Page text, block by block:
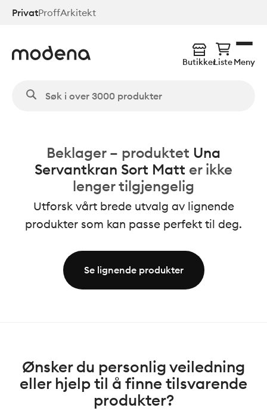
Hopp
PrivatProffArkitekt
ButikkerListeMeny
Beklager – produktet Una
Servantkran Sort Matt er ikke
lenger tilgjengelig
Utforsk vårt brede utvalg av lignende
produkter som kan passe perfekt til deg.
Se lignende produkter
Ønsker du personlig veiledning
eller hjelp til å finne tilsvarende
produkter?